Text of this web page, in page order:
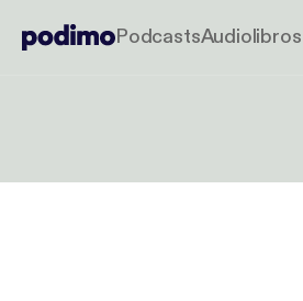
PodcastsAudiolibros